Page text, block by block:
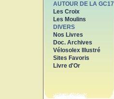
AUTOUR DE LA GC17
Les Croix
Les Moulins
DIVERS
Nos Livres
Doc. Archives
Vélosolex Illustré
Sites Favoris
Livre d'Or